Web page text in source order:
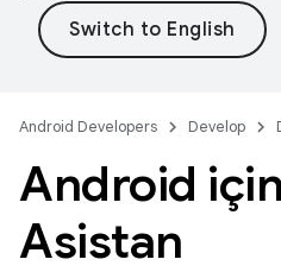
Android Developers Develop
Android
Asistan